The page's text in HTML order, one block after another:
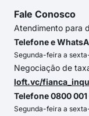
Fale Conosco
Atendimento para
Telefone e
Segunda-feira a
Negociação de
loft.vc/
Telefone 0800
Segunda-feira a